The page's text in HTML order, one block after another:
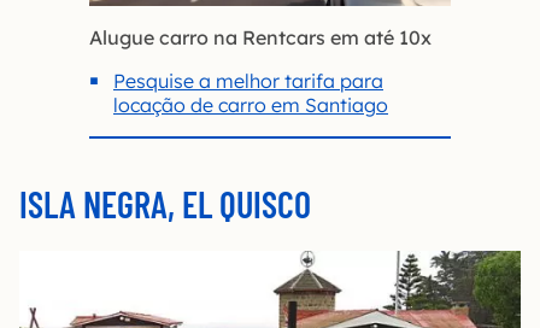
Alugue carro na Rentcars em até 10x
Pesquise a melhor tarifa para
locação de carro em Santiago
ISLA NEGRA, EL QUISCO